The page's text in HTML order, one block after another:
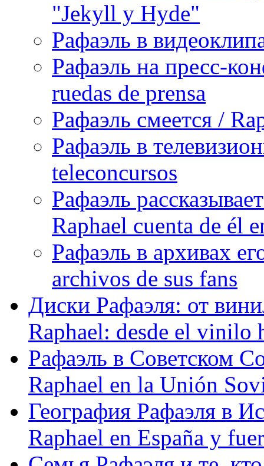
"Jekyll y Hyde"
Рафаэль в
Рафаэль на пресс-
ruedas de prensa
Рафаэль смеется /
Рафаэль в
teleconcursos
Рафаэль
Raphael cuenta de él
Рафаэль в архивах
archivos de sus fans
Диски Рафаэля: от
Raphael: desde el vinilo
Рафаэль в Советском
Raphael en la Unión
География Рафаэля в
Raphael en España y